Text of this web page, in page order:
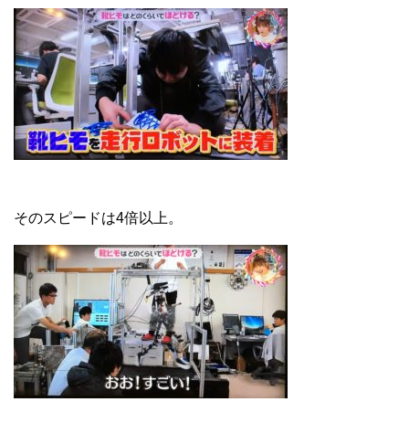
そのスピードは4倍以上。